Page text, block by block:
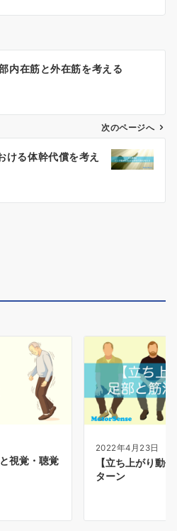
内在筋と外在筋を考える
次のページへ
ける体幹代償を考え
視覚・聴覚
2022年4月23日
【立ち上がり動
ターン